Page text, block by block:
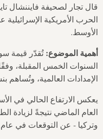
قال تجار لصحيفة فايننشال
الحرب الأمريكية
الأوسط.
أهمية الموضوع:
السنوات الخمس المقبلة،
الإمدادات العالمية، وتُساهم بنسبة تتراوح بين 25% و30% من
يعكس الارتفاع الحالي في
العام الماضي نتيجةً لزيادة
وتركيا - عن التوقعات في عام 2025 بسبب الجفاف.